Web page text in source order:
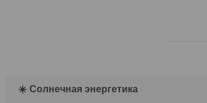
☀️ Солнечная энергетика